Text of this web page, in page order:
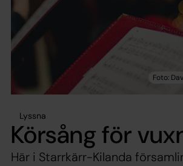
Lyssna
Körsång för
Här i Starrkärr-Kilanda